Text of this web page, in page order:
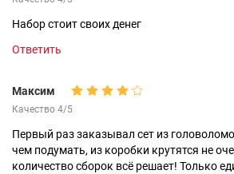
Набор стоит своих денег
Ответить
Максим
Качество 4/5
Первый раз заказывал сет из
чем подумать, из коробки крутятся не
количество сборок всё решает! Только